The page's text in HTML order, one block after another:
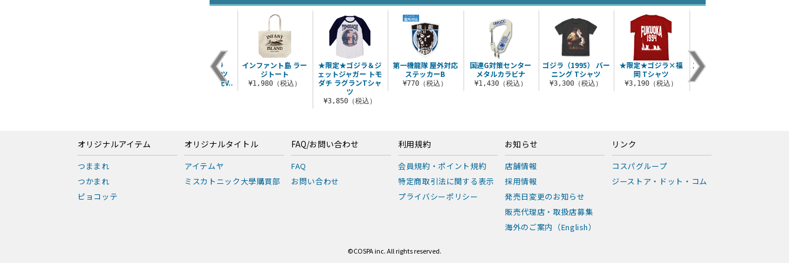
第一機龍隊 屋外対応
ステッカーB
¥770（税込）
国連G対策センター
メタルカラビナ
¥1,430（税込）
ゴジラ（1995） バー
ニング Tシャツ
¥3,300（税込）
★限定★ゴジラ×福
岡 Tシャツ
¥3,190（税込）
スペースゴジラ Tシャ
★限定★ゴジラ
（2023）Tシャツ
Amazon限定 蓄光V..
インファント島 ラー
ジトート
¥1,980（税込）
★限定★ゴジラ＆ジ
ェットジャガー トモ
ダチ ラグランTシャ
ツ
¥3,850（税込）
オリジナルアイテム
つままれ
つかまれ
ピョコッテ
オリジナルタイトル
アイテムヤ
ミスカトニック大學購買部
FAQ/お問い合わせ
FAQ
お問い合わせ
利用規約
会員規約・ポイント規約
特定商取引法に関する表示
プライバシーポリシー
お知らせ
店舗情報
採用情報
発売日変更のお知らせ
販売代理店・取扱店募集
海外のご案内（English）
リンク
コスパグループ
ジーストア・ドット・コム
©COSPA inc. All rights reserved.